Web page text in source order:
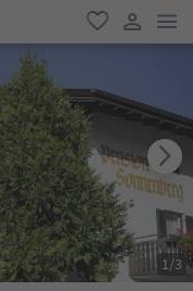
favorit
user link
1/3